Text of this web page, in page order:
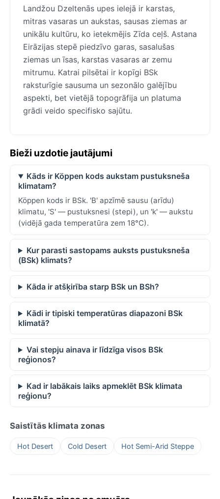
Landžou Dzeltenās upes ielejā ir karstas,
mitras vasaras un aukstas, sausas ziemas ar
unikālu kultūru, ko ietekmējis Zīda ceļš. Astana
Eirāzijas stepē piedzīvo garas, sasalušas
ziemas un īsas, karstas vasaras ar zemu
mitrumu. Katrai pilsētai ir kopīgi BSk
raksturīgie sausuma un sezonālo galējību
aspekti, bet vietējā topogrāfija un platuma
grādi veido specifisko sajūtu.
Bieži uzdotie jautājumi
Kāds ir Köppen kods aukstam pustuksneša
klimatam?
Köppen kods ir BSk. 'B' apzīmē sausu (arīdu)
klimatu, 'S' — pustuksnesi (stepi), un 'k' — aukstu
(vidējā gada temperatūra zem 18°C).
Kur parasti sastopams auksts pustuksneša
(BSk) klimats?
Kāda ir atšķirība starp BSk un BSh?
Kādi ir tipiski temperatūras diapazoni BSk
klimatā?
Vai stepju ainava ir līdzīga visos BSk
reģionos?
Kad ir labākais laiks apmeklēt BSk klimata
reģionu?
Saistītās klimata zonas
Hot Desert Cold Desert Hot Semi-Arid Steppe